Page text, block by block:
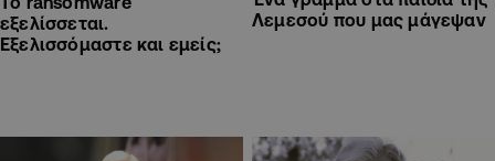
εξελίσσεται.
Εξελισσόμαστε και εμείς;
Λεμεσού που μας μάγεψαν